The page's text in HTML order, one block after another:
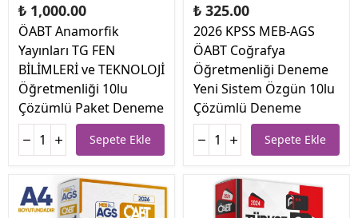
₺ 1,000.00
ÖABT Anamorfik
Yayınları TG FEN
BİLİMLERİ ve TEKNOLOJİ
Öğretmenliği 10lu
Çözümlü Paket Deneme
Sepete Ekle
₺ 325.00
2026 KPSS MEB-AGS
ÖABT Coğrafya
Öğretmenliği Deneme
Yeni Sistem Özgün 10lu
Çözümlü Deneme
Sepete Ekle